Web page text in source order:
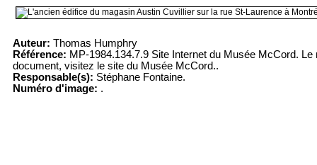
Auteur: Thomas Humphry
Référence: MP-1984.134.7.9 Site Internet du Musée McCord.
document, visitez le site du Musée McCord..
Responsable(s): Stéphane Fontaine.
Numéro d'image: .